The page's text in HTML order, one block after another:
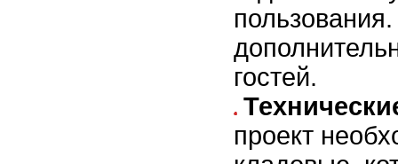
гостей.
проект